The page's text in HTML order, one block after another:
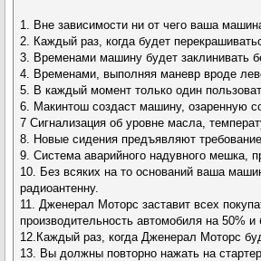
1. Вне зависимости ни от чего ваша
2. Каждый раз, когда будет
3. Временами машину будет заклинивать
4. Временами, выполняя маневр вроде
5. В каждый момент только один
6. Макинтош создаст машину, озаренную
7 Сигнализация об уровне масла,
8. Новые сидения предъявляют
9. Система аварийного надувного мешка,
10. Без всяких на то оснований ваша
радиоантенну.
11. Дженерал Моторс заставит всех
производительность автомобиля на 50%
12.Каждый раз, когда Дженерал Моторс
13. Вы должны повторно нажать на